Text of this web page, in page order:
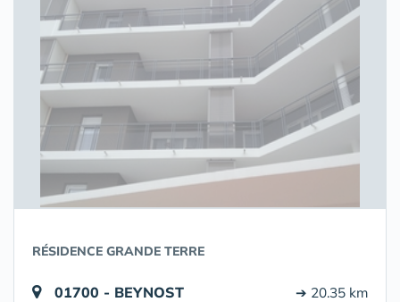
RÉSIDENCE GRANDE TERRE
01700 - BEYNOST ➔ 20.35 km